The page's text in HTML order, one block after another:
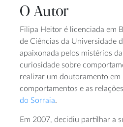
O Autor
Filipa Heitor é licenciada em
de Ciências da Universidade
apaixonada pelos mistérios
curiosidade sobre
realizar um doutoramento em
comportamentos e as
do Sorraia.
Em 2007, decidiu partilhar a